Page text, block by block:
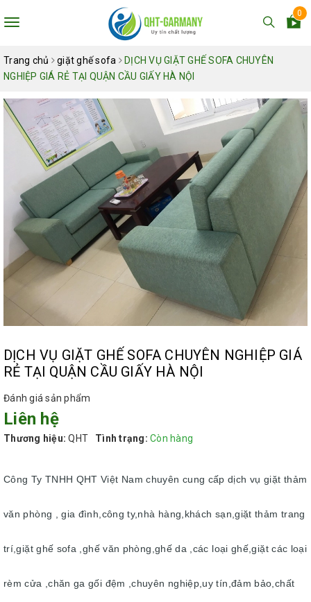
Toggle
0
Trang chủ giặt ghế sofa
DỊCH VỤ GIẶT GHẾ SOFA CHUYÊN
NGHIỆP GIÁ RẺ TẠI QUẬN CẦU GIẤY HÀ NỘI
DỊCH VỤ GIẶT GHẾ SOFA CHUYÊN NGHIỆP GIÁ
RẺ TẠI QUẬN CẦU GIẤY HÀ NỘI
Đánh giá sản phẩm
Liên hệ
Thương hiệu: QHT Tình trạng: Còn hàng
Công Ty TNHH QHT Việt Nam chuyên cung cấp dịch vụ giặt thảm
văn phòng , gia đình,công ty,nhà hàng,khách sạn,giặt thảm trang
trí,giặt ghế sofa ,ghế văn phòng,ghế da ,các loại ghế,giặt các loại
rèm cửa ,chăn ga gối đệm ,chuyên nghiệp,uy tín,đảm bảo,chất